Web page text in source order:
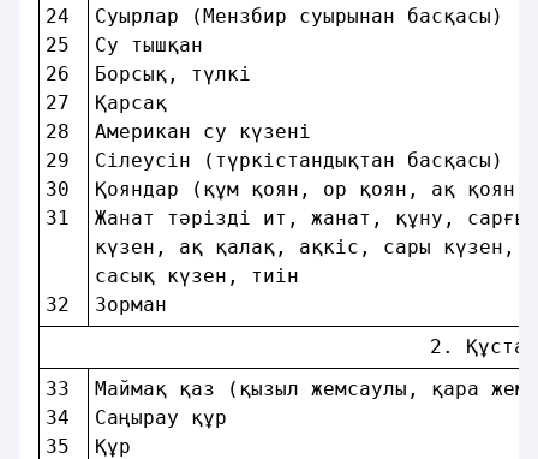
24
25
26
27
28
29
30
31
32
Суырлар (Мензбир
Су тышқан
Борсық, түлкi
Қарсақ
Американ су күзенi
Сiлеусiн (түркiстандықтан
Қояндар (құм қоян, ор қоян, ақ
Жанат тәрiздi ит,
күзен, ақ қалақ,
сасық күзен, тиiн
Зорман
2.
33
34
35
Маймақ қаз (қызыл жемсаулы, қара
Саңырау құр
Құр